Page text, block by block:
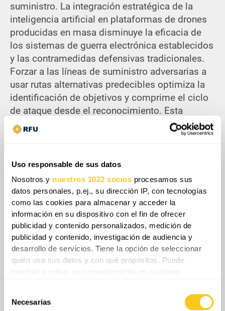
Uso responsable de sus datos
Nosotros y nuestros 1022 socios procesamos sus
datos personales, p.ej., su dirección IP, con tecnologías
como las cookies para almacenar y acceder la
información en su dispositivo con el fin de ofrecer
publicidad y contenido personalizados, medición de
publicidad y contenido, investigación de audiencia y
desarrollo de servicios. Tiene la opción de seleccionar
quién usa sus datos y con qué propósitos. Puede
cambiar o retirar su consentimiento en cualquier
Necesarias
suministro. La integración estratégica de la
inteligencia artificial en plataformas de drones
producidas en masa disminuye la eficacia de
los sistemas de guerra electrónica establecidos
y las contramedidas defensivas tradicionales.
Forzar a las líneas de suministro adversarias a
usar rutas alternativas predecibles optimiza la
identificación de objetivos y comprime el ciclo
de ataque desde el reconocimiento. Esta
estrategia de desgaste busca crear vacíos de
suministro localizados al transformar las
operacional permanente. El riesgo sistémico
definitivo para el frente es la degradación
acumulativa de las capacidades de
sostenimiento, lo que podría inducir una
parálisis estructural y facilitar avances tácticos
posteriores.